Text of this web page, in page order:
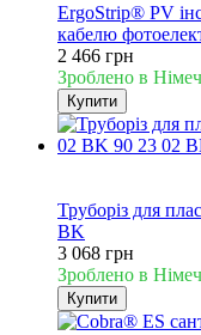
ErgoStrip® PV
кабелю
2 466 грн
Зроблено в
Купити
Труборіз для
BK
3 068 грн
Зроблено в
Купити